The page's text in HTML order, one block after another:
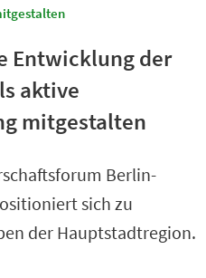
Entwicklung der
aktive
mitgestalten
Berlin-
sich zu
der Hauptstadtregion.